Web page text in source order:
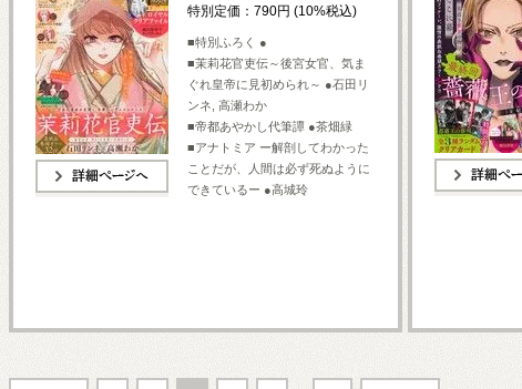
特別定価：790円 (10%税込)
■特別ふろく ●
■茉莉花官吏伝～後宮女官、気ま
ぐれ皇帝に見初められ～ ●石田リ
ンネ, 高瀬わか
■帝都あやかし代筆譚 ●茶畑緑
■アナトミア ー解剖してわかった
ことだが、人間は必ず死ぬように
できているー ●高城玲